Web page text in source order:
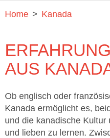
Home > Kanada
AUS
Ob englisch oder
Kanada ermöglicht es,
und die kanadische
und lieben zu lernen.